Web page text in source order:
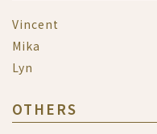
Vincent
Mika
Lyn
OTHERS